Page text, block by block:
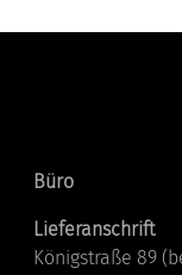
Büro
Lieferanschrift
Königstraße 89